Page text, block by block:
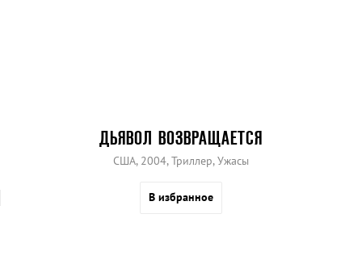
ДЬЯВОЛ ВОЗВРАЩАЕТСЯ
США, 2004, Триллер, Ужасы
В избранное